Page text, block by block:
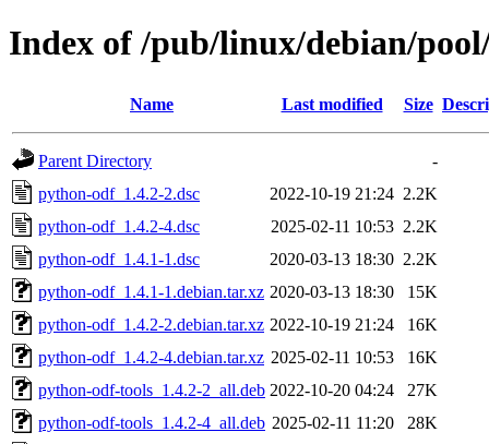
Index of /pub/linux/debian/
Name Last modified Size
Parent Directory
-
python-odf_1.4.2-2.dsc
2022-10-19 21:24 2.2K
python-odf_1.4.2-4.dsc
2025-02-11 10:53 2.2K
python-odf_1.4.1-1.dsc
2020-03-13 18:30 2.2K
python-odf_1.4.1-1.debian.tar.xz 2020-03-13 18:30
15K
python-odf_1.4.2-2.debian.tar.xz 2022-10-19 21:24
16K
python-odf_1.4.2-4.debian.tar.xz 2025-02-11 10:53
16K
python-odf-tools_1.4.2-2_all.deb 2022-10-20 04:24
27K
python-odf-tools_1.4.2-4_all.deb 2025-02-11 11:20
28K